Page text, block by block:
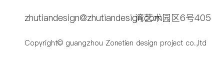
zhutiandesign@zhutiandesign.com湾艺术园区6号405
Copyright© guangzhou Zonetien design project co.,ltd